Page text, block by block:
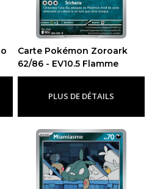
Carte Pokémon Zoroark
62/86 - EV10.5 Flamme
Blanche-Ev10.5 - Flamme
PLUS DE DÉTAILS